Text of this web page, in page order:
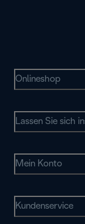
Onlineshop
Lassen Sie sich
Mein Konto
Kundenservice